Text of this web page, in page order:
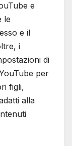
e
le
e il
i
di
per
figli,
alla